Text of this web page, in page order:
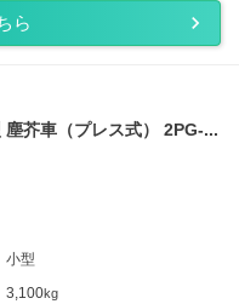
ら
塵芥車（プレス式） 2PG-...
小型
3,100kg